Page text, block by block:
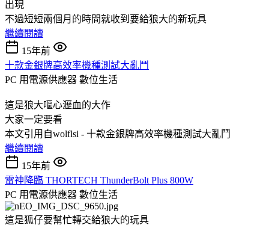
出現
不過短短兩個月的時間就收到要給狼大的新玩具
繼續閱讀
15年前
十款金銀牌高效率機種測試大亂鬥
PC 用電源供應器 數位生活
這是狼大嘔心瀝血的大作
大家一定要看
本文引用自wolflsi - 十款金銀牌高效率機種測試大亂鬥
繼續閱讀
15年前
雷神降臨 THORTECH ThunderBolt Plus 800W
PC 用電源供應器 數位生活
這是狐仔要幫忙轉交給狼大的玩具